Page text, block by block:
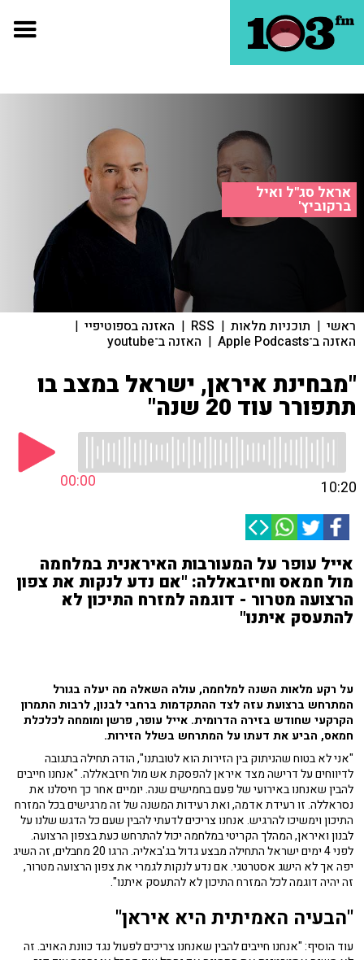
אראל סג"ל ואיל
ברקוביץ'
ראשי | תוכניות מלאות |
RSS
| האזנה בספוטיפיי |
האזנה ב־Apple Podcasts | האזנה ב־youtube
"מבחינת איראן, ישראל במצב בו
תתפורר עוד 20 שנה"
00:00 10:20
אייל עופר על המעורבות האיראנית במלחמה
מול חמאס וחיזבאללה: "אם נדע לנקות את צפון
הרצועה מטרור - דוגמה למזרח התיכון לא
להתעסק איתנו"
על רקע מלאות השנה למלחמה, עולה השאלה מה יעלה בגורל
המתרחש ברצועת עזה לצד ההתקדמות ברחבי לבנון, לרבות התמרון
הקרקעי שחודש בזירה הדרומית. אייל עופר, פרשן ומומחה לכלכלת
חמאס, הביע את דעתו על המתרחש בשלל הזירות.
"אני לא בטוח שהניתוק בין הזירות הוא לטובתנו", הודה תחילה בתגובה
לדיווחים על דרישה מצד איראן להפסקת אש מול חיזבאללה. "אנחנו חייבים
להבין שאנחנו באירועי של פעם בחמישים שנה. יומיים אחר כך חיסלנו את
נסראללה. זו רעידת אדמה, ואת רעידות המשנה של זה מרגישים בכל המזרח
התיכון וימשיכו להרגיש. אנחנו צריכים לדעתי להבין שעם כל הדגש שלנו על
לבנון ואיראן, המהלך הקריטי במלחמה יכול להתרחש כעת בצפון הרצועה.
לפני 4 ימים ישראל התחילה מבצע גדול בג'באליה. הרגו 20 מחבלים, זה השיג
יפה אך לא הישג אסטרטגי. אם נדע לנקות לגמרי את צפון הרצועה מטרור,
זה יהיה דוגמה לכל המזרח התיכון לא להתעסק איתנו".
"הבעיה האמיתית היא איראן"
עוד הוסיף: "אנחנו חייבים להבין שאנחנו צריכים לפעול נגד כוונת האויב. זה